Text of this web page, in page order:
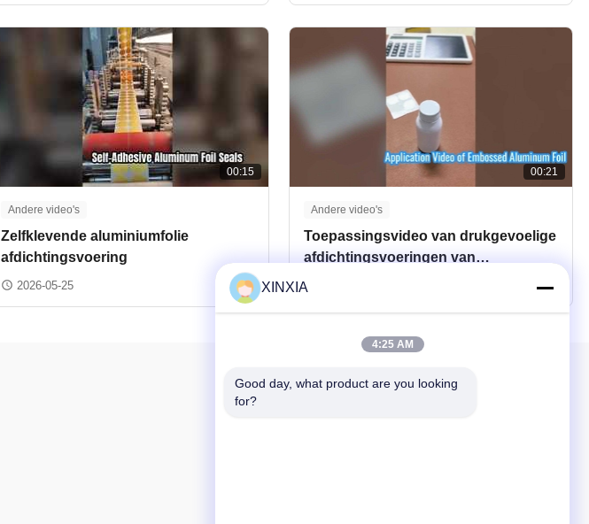
00:15
Andere video's
Zelfklevende aluminiumfolie
afdichtingsvoering
2026-05-25
00:21
Andere video's
Toepassingsvideo van drukgevoelige
afdichtingsvoeringen van
aluminiumfolie met reliëf
Onze Nieuwsbrief
XINXIA
4:25 AM
Good day, what product are you looking
for?